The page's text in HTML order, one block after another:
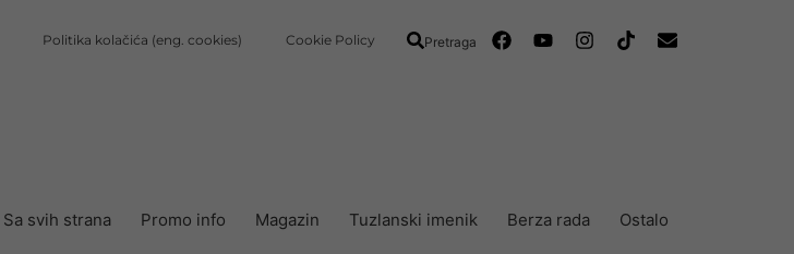
Politika kolačića (eng. cookies) Cookie Policy Pretraga
Sa svih strana Promo info Magazin Tuzlanski imenik Berza rada Ostalo